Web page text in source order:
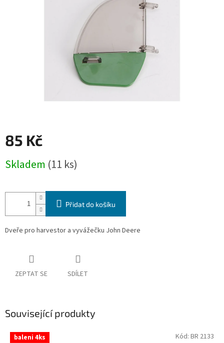
85 Kč
cena:
Skladem (11 ks)
Přidat do košíku
Dveře pro harvestor a vyvážečku John Deere
ZEPTAT SE SDÍLET
Související produkty
baleni 4ks Kód: BR 2133